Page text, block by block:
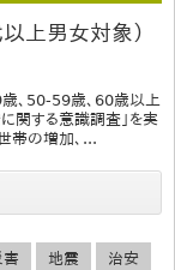
上男女対象）
、50-59歳、60歳以上
関する意識調査」を実
帯の増加、...
害 地震 治安